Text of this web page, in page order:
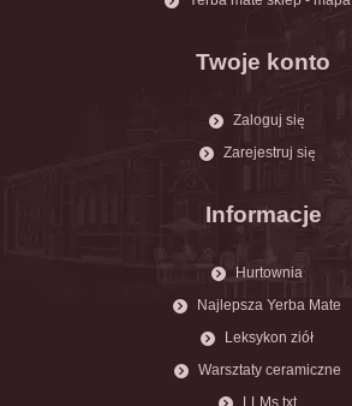
Twoje konto
Zaloguj się
Zarejestruj się
Informacje
Hurtownia
Najlepsza Yerba Mate
Leksykon ziół
Warsztaty ceramiczne
LLMs.txt